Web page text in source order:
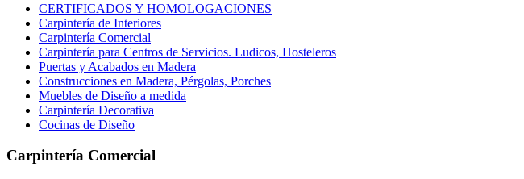
CERTIFICADOS Y HOMOLOGACIONES
Carpintería de Interiores
Carpintería Comercial
Carpintería para Centros de Servicios. Ludicos, Hosteleros
Puertas y Acabados en Madera
Construcciones en Madera, Pérgolas, Porches
Muebles de Diseño a medida
Carpintería Decorativa
Cocinas de Diseño
Carpintería Comercial